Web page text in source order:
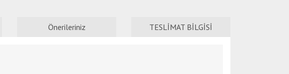
Önerileriniz TESLİMAT BİLGİSİ